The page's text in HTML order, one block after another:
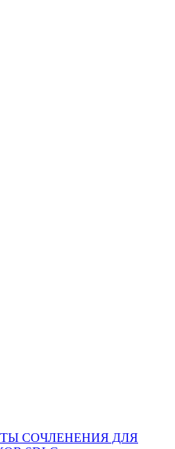
СОЧЛЕНЕНИЯ ДЛЯ